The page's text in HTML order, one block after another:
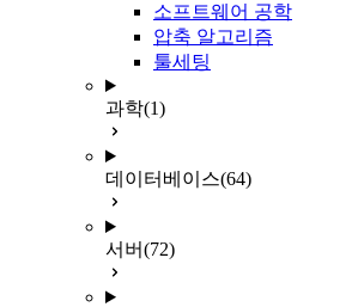
소프트웨어 공학
압축 알고리즘
툴세팅
과학(1)
데이터베이스(64)
서버(72)